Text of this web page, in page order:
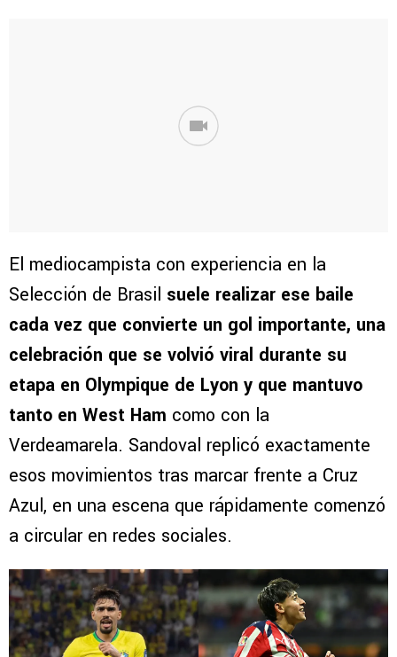
El mediocampista con experiencia en la
Selección de Brasil suele realizar ese baile
cada vez que convierte un gol importante, una
celebración que se volvió viral durante su
etapa en Olympique de Lyon y que mantuvo
tanto en West Ham como con la
Verdeamarela. Sandoval replicó exactamente
esos movimientos tras marcar frente a Cruz
Azul, en una escena que rápidamente comenzó
a circular en redes sociales.